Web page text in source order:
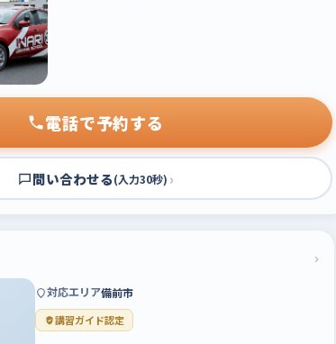
電話で予約する
問い合わせる(入力30秒) ›
›
対応エリア備前市
講習ガイド認定